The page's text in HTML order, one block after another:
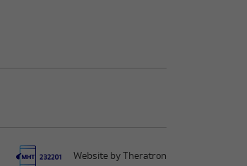
Website by Theratron